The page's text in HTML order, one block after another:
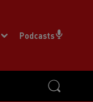
Podcasts